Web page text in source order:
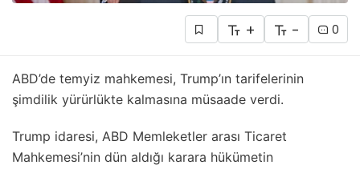
+ - 0
ABD’de temyiz mahkemesi, Trump’ın tarifelerinin
şimdilik yürürlükte kalmasına müsaade verdi.
Trump idaresi, ABD Memleketler arası Ticaret
Mahkemesi’nin dün aldığı karara hükümetin